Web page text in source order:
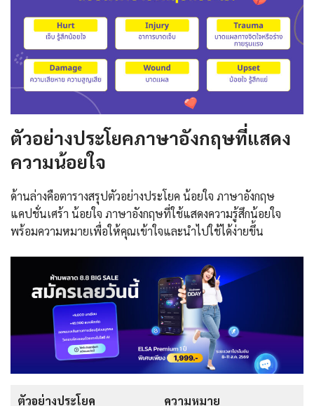
ตัวอย่างประโยคภาษาอังกฤษที่แสดง
ความน้อยใจ
ด้านล่างคือตารางสรุปตัวอย่างประโยค น้อยใจ ภาษาอังกฤษ
แคปชั่นเศร้า น้อยใจ ภาษาอังกฤษที่ใช้แสดงความรู้สึกน้อยใจ
พร้อมความหมายเพื่อให้คุณเข้าใจและนำไปใช้ได้ง่ายขึ้น
ตัวอย่างประโยค ความหมาย